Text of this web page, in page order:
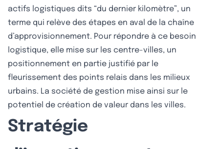
actifs logistiques dits “du dernier kilomètre”, un
terme qui relève des étapes en aval de la chaîne
d’approvisionnement. Pour répondre à ce besoin
logistique, elle mise sur les centre-villes, un
positionnement en partie justifié par le
fleurissement des points relais dans les milieux
urbains. La société de gestion mise ainsi sur le
potentiel de création de valeur dans les villes.
Stratégie